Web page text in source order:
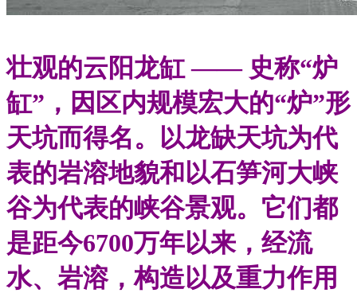
壮观的云阳龙缸 —— 史称“炉
缸”，因区内规模宏大的“炉”形
天坑而得名。以龙缺天坑为代
表的岩溶地貌和以石笋河大峡
谷为代表的峡谷景观。它们都
是距今6700万年以来，经流
水、岩溶，构造以及重力作用